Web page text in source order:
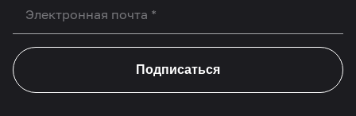
Подписаться